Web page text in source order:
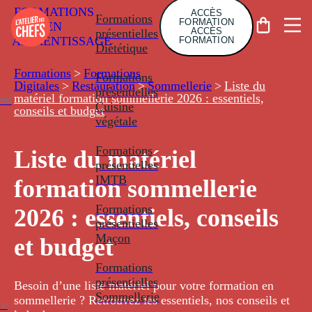
FORMATIONS
EN
APPRENTISSAGE
Formations
présentielles
Diététique
Formations
présentielles
Cuisine
végétale
Formations
présentielles
IMTB
Formations
présentielles
Maçon
Formations
présentielles
Sommellerie
ACCÈS
FORMATION
ACCÈS
FORMATION
Formations > Formations
Digitales > Restauration > Sommellerie > Liste du
matériel formation sommellerie 2026 : essentiels,
conseils et budget
Liste du matériel
formation sommellerie
2026 : essentiels, conseils
et budget
Besoin d’une liste matériel pour votre formation en
sommellerie ? Retrouvez les essentiels, nos conseils et